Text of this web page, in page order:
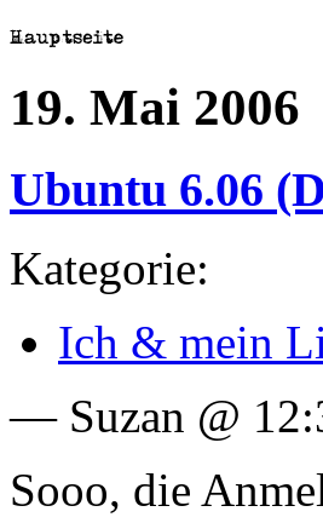
19. Mai 2006
Ubuntu 6.06
Kategorie:
Ich & mein
— Suzan @
Sooo, die